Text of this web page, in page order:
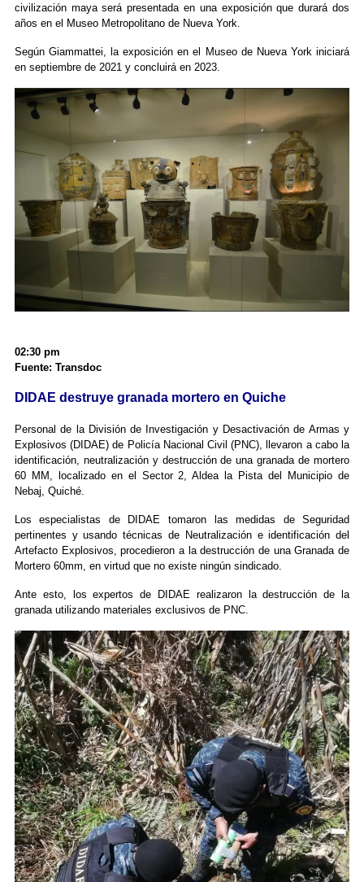
civilización maya será presentada en una exposición que durará dos
años en el Museo Metropolitano de Nueva York.
Según Giammattei, la exposición en el Museo de Nueva York iniciará
en septiembre de 2021 y concluirá en 2023.
02:30 pm
Fuente: Transdoc
DIDAE destruye granada mortero en Quiche
Personal de la División de Investigación y Desactivación de Armas y
Explosivos (DIDAE) de Policía Nacional Civil (PNC), llevaron a cabo la
identificación, neutralización y destrucción de una granada de mortero
60 MM, localizado en el Sector 2, Aldea la Pista del Municipio de
Nebaj, Quiché.
Los especialistas de DIDAE tomaron las medidas de Seguridad
pertinentes y usando técnicas de Neutralización e identificación del
Artefacto Explosivos, procedieron a la destrucción de una Granada de
Mortero 60mm, en virtud que no existe ningún sindicado.
Ante esto, los expertos de DIDAE realizaron la destrucción de la
granada utilizando materiales exclusivos de PNC.